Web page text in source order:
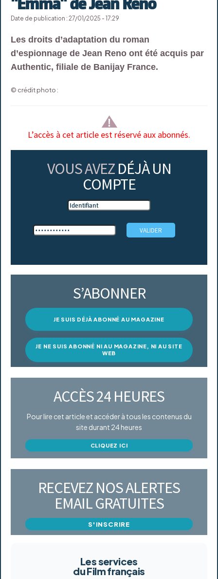
Date de publication : 27/01/2025 - 17:29
Les droits d’adaptation du roman
d’espionnage de Jean Reno ont été acquis par
Authentic, filiale de Banijay France.
© crédit photo :
L’accès à cet article est réservé aux abonnés.
VOUS AVEZ DÉJÀ UN
COMPTE
S’ABONNER
JE SUIS DÉJÀ ABONNÉ AU MAGAZINE
JE NE SUIS ABONNÉ NI AU MAGAZINE, NI AU SITE
WEB
ACCÈS 24 HEURES
Pour lire cet article et accéder à tous les contenus du
site durant 24 heures
CLIQUEZ ICI
RECEVEZ NOS ALERTES
EMAIL GRATUITES
S'INSCRIRE
Les services
du Film français